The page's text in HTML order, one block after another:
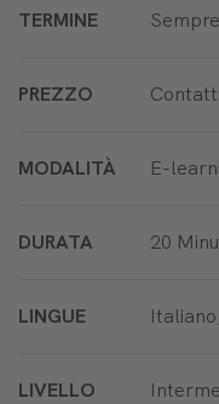
TERMINE
PREZZO
MODALITÀ E-
DURATA 20
LINGUE
LIVELLO